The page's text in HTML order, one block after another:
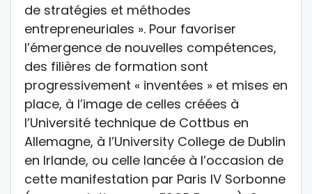
de stratégies et méthodes
entrepreneuriales ». Pour favoriser
l’émergence de nouvelles compétences,
des filières de formation sont
progressivement « inventées » et mises en
place, à l’image de celles créées à
l’Université technique de Cottbus en
Allemagne, à l’University College de Dublin
en Irlande, ou celle lancée à l’occasion de
cette manifestation par Paris IV Sorbonne